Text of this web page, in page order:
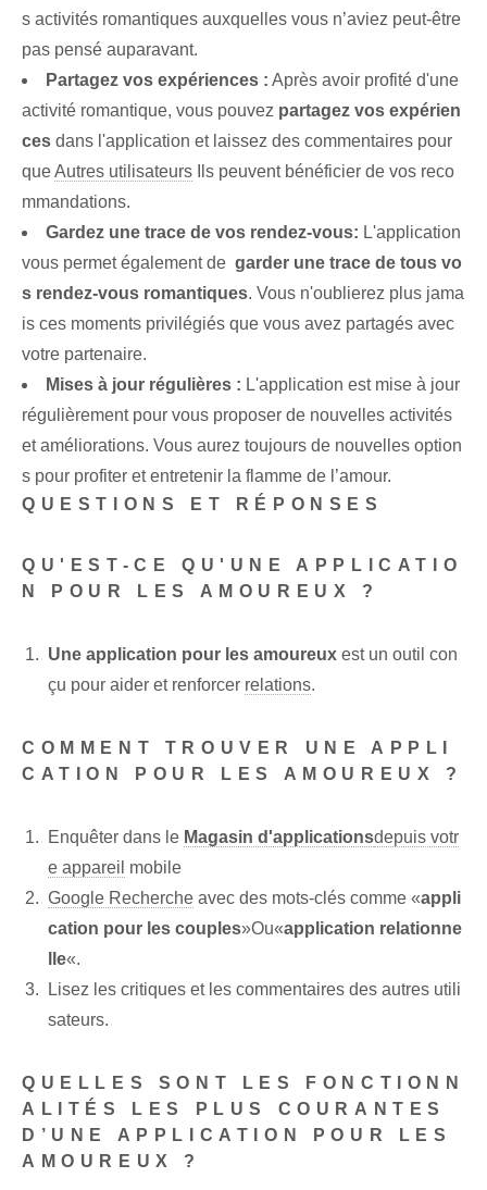
s activités romantiques auxquelles vous n’aviez peut-être
pas pensé auparavant.
Partagez vos expériences : ⁣Après⁢ avoir profité d'une
activité romantique, vous pouvez partagez vos expérien
ces dans l'application et laissez des commentaires pour
queAutres utilisateurs Ils peuvent bénéficier de vos reco
mmandations.
Gardez une trace de vos rendez-vous: L'application
vous permet également de ‍ garder une trace de tous vo
s rendez-vous romantiques. Vous n'oublierez plus jama
is ces moments privilégiés que vous avez partagés avec
votre partenaire.
Mises à jour régulières : L'application est mise à jour
régulièrement pour vous proposer de nouvelles activités
et améliorations. Vous aurez toujours de nouvelles option
s pour profiter et entretenir la flamme de l’amour.
QUESTIONS ET RÉPONSES
QU'EST-CE QU'UNE APPLICATIO
N POUR LES AMOUREUX ?
Une application pour les amoureux est un outil ⁤con
çu pour aider et‍ renforcer relations.
COMMENT TROUVER UNE APPLI
CATION POUR LES AMOUREUX ?
Enquêter dans le Magasin d'applicationsdepuis votr
e appareil mobile
Google Recherche avec des mots-clés comme «appli
cation pour les couples»Ou«application relationne
lle«.
Lisez les critiques et les commentaires des autres utili
sateurs.
QUELLES SONT LES FONCTIONN
ALITÉS LES PLUS COURANTES
D’UNE APPLICATION POUR LES
AMOUREUX ?